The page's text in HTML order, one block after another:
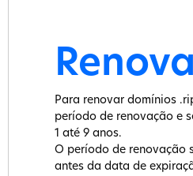
Para renovar domínios
período de renovação e
1 até 9 anos.
O período de renovação
antes da data de